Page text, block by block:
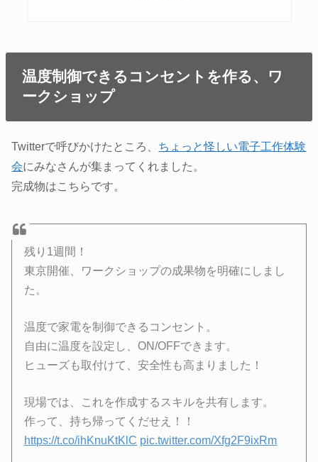
温度制御できるコンセントを作る、ワ
ークショップ
Twitterで呼びかけたところ、 ちょっと怪しい電子工作体験
会にみなさんが集まってくれました。
完成物はこちらです。
残り1週間！
東京開催、ワークショップの成果物を明確にしまし
た。
温度で家電を制御できるコンセント。
自由に温度を設定し、ON/OFFできます。
ヒューズも取付けて、安全性も高まりました！
現場では、これを作成するスキルを共有します。
作って、持ち帰ってくだせえ！！
https://t.co/ihKnuKtKlC pic.twitter.com/Xfg2F9ixRm